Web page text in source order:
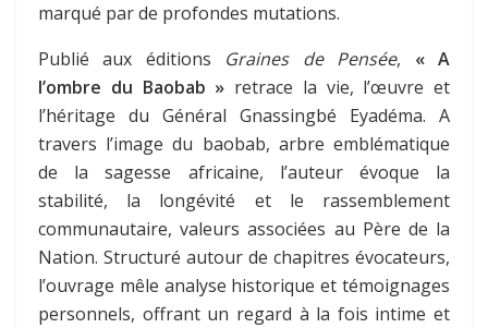
marqué par de profondes mutations.
Publié aux éditions Graines de Pensée, « A
l’ombre du Baobab » retrace la vie, l’œuvre et
l’héritage du Général Gnassingbé Eyadéma. A
travers l’image du baobab, arbre emblématique
de la sagesse africaine, l’auteur évoque la
stabilité, la longévité et le rassemblement
communautaire, valeurs associées au Père de la
Nation. Structuré autour de chapitres évocateurs,
l’ouvrage mêle analyse historique et témoignages
personnels, offrant un regard à la fois intime et